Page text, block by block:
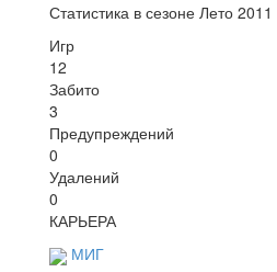
Статистика в сезоне Лето 2011
Игр
12
Забито
3
Предупреждений
0
Удалений
0
КАРЬЕРА
МИГ